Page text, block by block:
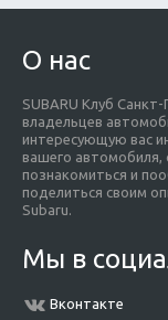
О нас
SUBARU Клуб
владельцев
интересующую вас
вашего
познакомиться и
поделиться своим
Subaru.
Мы в
Вконтакте